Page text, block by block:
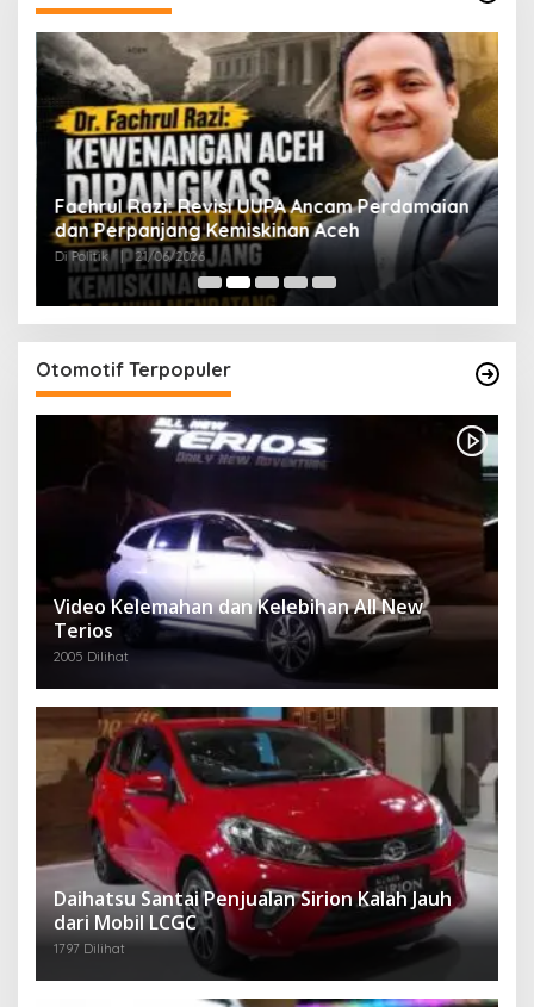
Fachrul Razi: Revisi UUPA Ancam Perdamaian
dan Perpanjang Kemiskinan Aceh
Di Politik | 21/06/2026
Otomotif Terpopuler
Video Kelemahan dan Kelebihan All New
Terios
2005 Dilihat
Daihatsu Santai Penjualan Sirion Kalah Jauh
dari Mobil LCGC
1797 Dilihat